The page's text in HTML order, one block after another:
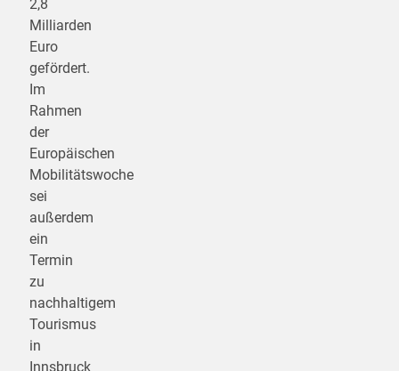
2,8
Milliarden
Euro
gefördert.
Im
Rahmen
der
Europäischen
Mobilitätswoche
sei
außerdem
ein
Termin
zu
nachhaltigem
Tourismus
in
Innsbruck